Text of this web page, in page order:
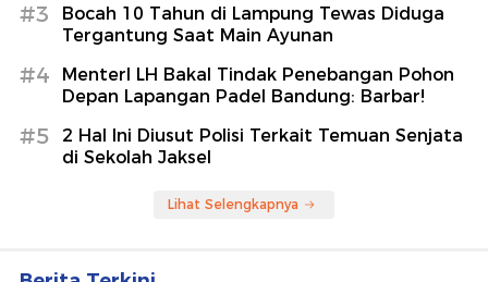
#3
Bocah 10 Tahun di Lampung Tewas Diduga
Tergantung Saat Main Ayunan
#4
MenterI LH Bakal Tindak Penebangan Pohon
Depan Lapangan Padel Bandung: Barbar!
#5
2 Hal Ini Diusut Polisi Terkait Temuan Senjata
di Sekolah Jaksel
Lihat Selengkapnya